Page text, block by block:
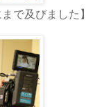
で及びました】